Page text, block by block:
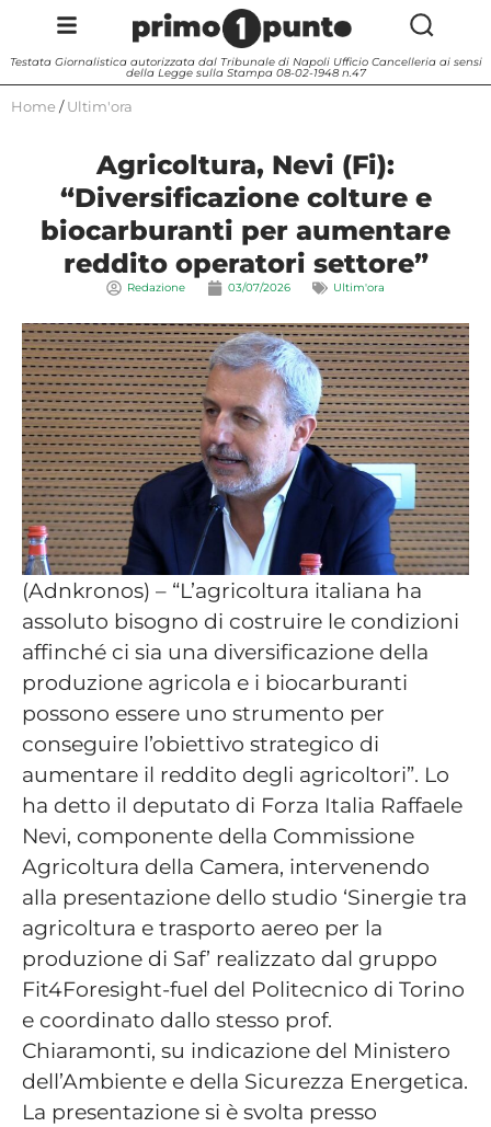
Testata Giornalistica autorizzata dal Tribunale di Napoli Ufficio Cancelleria ai sensi
della Legge sulla Stampa 08-02-1948 n.47
Home / Ultim'ora
Agricoltura, Nevi (Fi):
“Diversificazione colture e
biocarburanti per aumentare
reddito operatori settore”
Redazione 03/07/2026 Ultim'ora
(Adnkronos) – “L’agricoltura italiana ha
assoluto bisogno di costruire le condizioni
affinché ci sia una diversificazione della
produzione agricola e i biocarburanti
possono essere uno strumento per
conseguire l’obiettivo strategico di
aumentare il reddito degli agricoltori”. Lo
ha detto il deputato di Forza Italia Raffaele
Nevi, componente della Commissione
Agricoltura della Camera, intervenendo
alla presentazione dello studio ‘Sinergie tra
agricoltura e trasporto aereo per la
produzione di Saf’ realizzato dal gruppo
Fit4Foresight-fuel del Politecnico di Torino
e coordinato dallo stesso prof.
Chiaramonti, su indicazione del Ministero
dell’Ambiente e della Sicurezza Energetica.
La presentazione si è svolta presso